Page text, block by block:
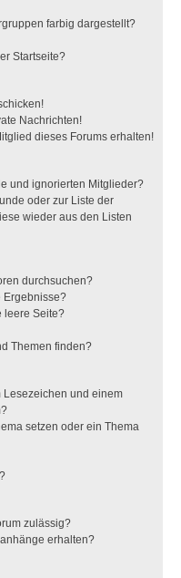
farbig dargestellt?
Startseite?
Nachrichten!
dieses Forums erhalten!
und ignorierten Mitglieder?
oder zur Liste der
wieder aus den Listen
durchsuchen?
Ergebnisse?
leere Seite?
Themen finden?
Lesezeichen und einem
setzen oder ein Thema
zulässig?
erhalten?